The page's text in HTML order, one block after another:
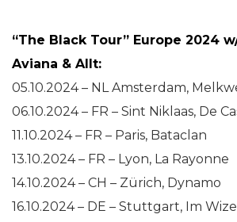
“The Black Tour” Europe 2024
Aviana & Allt:
05.10.2024 – NL Amsterdam,
06.10.2024 – FR – Sint Niklaas, De
11.10.2024 – FR – Paris, Bataclan
13.10.2024 – FR – Lyon, La Rayonne
14.10.2024 – CH – Zürich, Dynamo
16.10.2024 – DE – Stuttgart, Im